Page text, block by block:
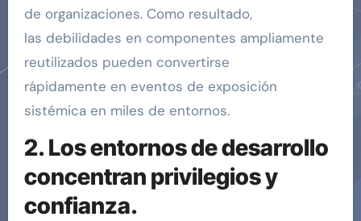
de organizaciones. Como resultado,
las debilidades en componentes ampliamente
reutilizados pueden convertirse
rápidamente en eventos de exposición
sistémica en miles de entornos.
2. Los entornos de desarrollo
concentran privilegios y
confianza.